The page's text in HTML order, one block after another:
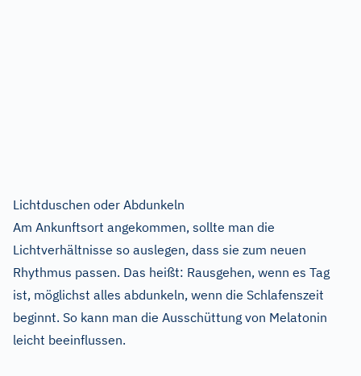
Lichtduschen oder Abdunkeln
Am Ankunftsort angekommen, sollte man die
Lichtverhältnisse so auslegen, dass sie zum neuen
Rhythmus passen. Das heißt: Rausgehen, wenn es Tag
ist, möglichst alles abdunkeln, wenn die Schlafenszeit
beginnt. So kann man die Ausschüttung von Melatonin
leicht beeinflussen.